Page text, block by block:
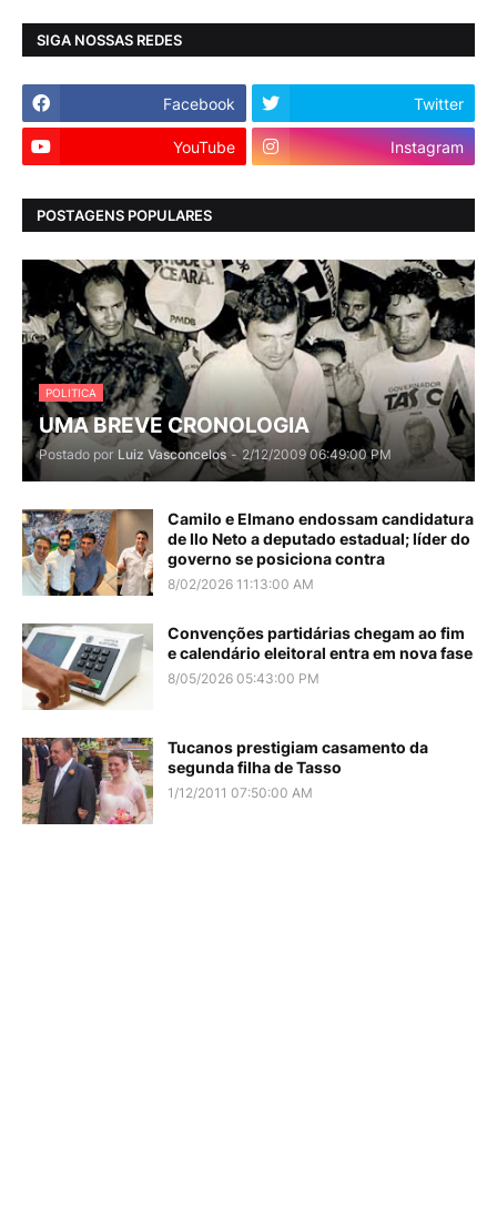
SIGA NOSSAS REDES
Facebook Twitter
YouTube Instagram
POSTAGENS POPULARES
POLITICA
UMA BREVE CRONOLOGIA
Postado por Luiz Vasconcelos - 2/12/2009 06:49:00 PM
Camilo e Elmano endossam candidatura
de Ilo Neto a deputado estadual; líder do
governo se posiciona contra
8/02/2026 11:13:00 AM
Convenções partidárias chegam ao fim
e calendário eleitoral entra em nova fase
8/05/2026 05:43:00 PM
Tucanos prestigiam casamento da
segunda filha de Tasso
1/12/2011 07:50:00 AM